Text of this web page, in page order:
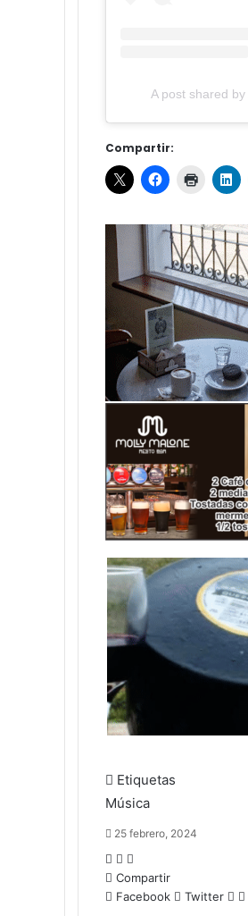
A post shared
Compartir:
Etiquetas
Música
25 febrero, 2024
Compartir
Facebook
Twitter